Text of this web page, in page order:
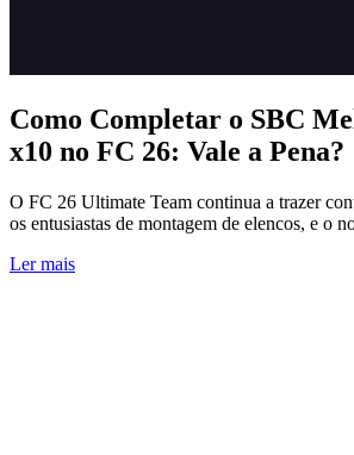
Como Completar o SBC
x10 no FC 26: Vale a Pena?
O FC 26 Ultimate Team continua a trazer
os entusiastas de montagem de elencos, e o
Ler mais